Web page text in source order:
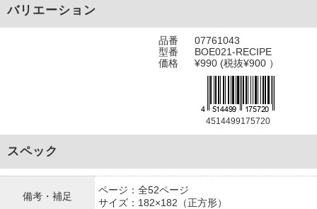
バリエーション
品番
07761043
型番
BOE021-RECIPE
価格
¥990 (税抜¥900 ）
4514499175720
スペック
備考・補足
ページ：全52ページ
サイズ：182×182（正方形）